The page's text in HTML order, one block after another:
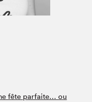
fête parfaite… ou